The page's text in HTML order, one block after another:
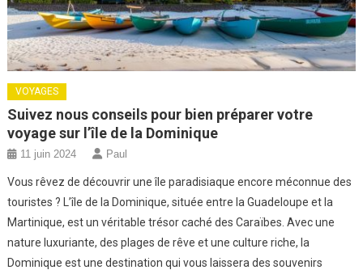
VOYAGES
Suivez nous conseils pour bien préparer votre
voyage sur l’île de la Dominique
11 juin 2024 Paul
Vous rêvez de découvrir une île paradisiaque encore méconnue des
touristes ? L’île de la Dominique, située entre la Guadeloupe et la
Martinique, est un véritable trésor caché des Caraïbes. Avec une
nature luxuriante, des plages de rêve et une culture riche, la
Dominique est une destination qui vous laissera des souvenirs